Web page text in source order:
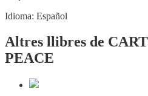
Idioma: Español
Altres llibres de
PEACE